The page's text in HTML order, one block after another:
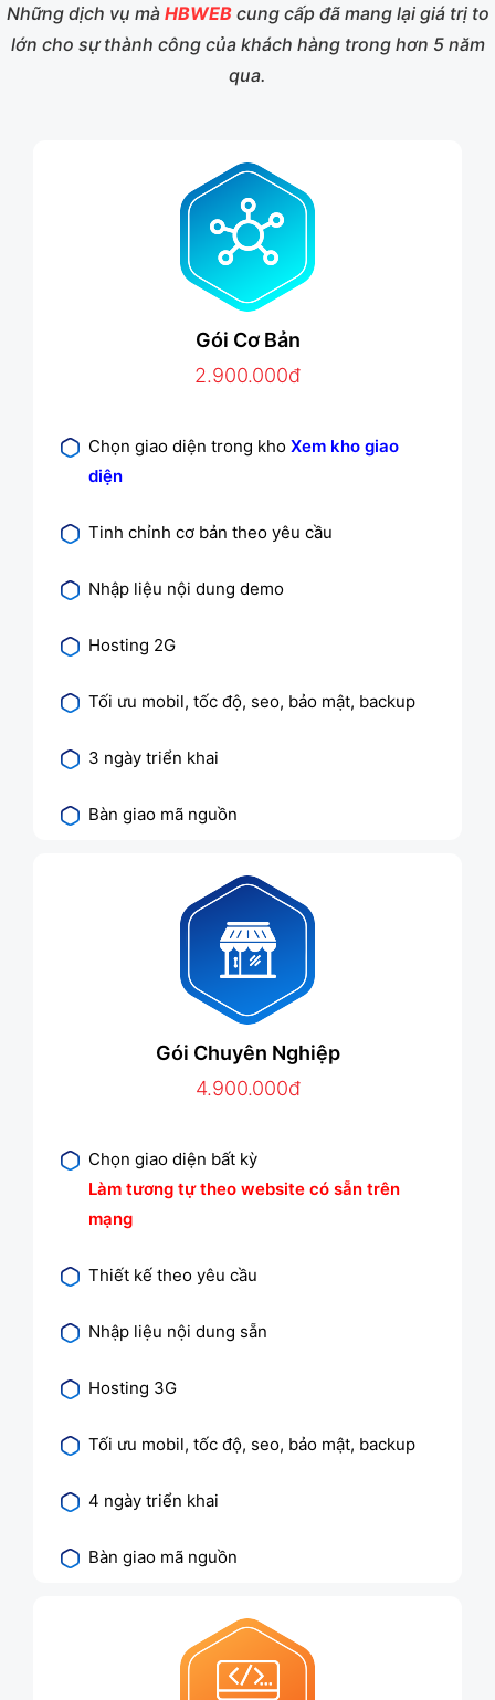
Những dịch vụ mà HBWEBcung cấp đã mang lại giá trị to
lớn cho sự thành công của khách hàng trong hơn 5 năm
qua.
Gói Cơ Bản
2.900.000đ
Chọn giao diện trong kho Xem kho giao
diện
Tinh chỉnh cơ bản theo yêu cầu
Nhập liệu nội dung demo
Hosting 2G
Tối ưu mobil, tốc độ, seo, bảo mật, backup
3 ngày triển khai
Bàn giao mã nguồn
Gói Chuyên Nghiệp
4.900.000đ
Chọn giao diện bất kỳ
Làm tương tự theo website có sẵn trên
mạng
Thiết kế theo yêu cầu
Nhập liệu nội dung sẵn
Hosting 3G
Tối ưu mobil, tốc độ, seo, bảo mật, backup
4 ngày triển khai
Bàn giao mã nguồn